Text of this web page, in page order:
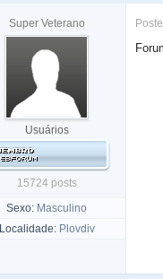
Super Veterano
Usuários
15724 posts
Sexo: Masculino
Localidade: Plovdiv